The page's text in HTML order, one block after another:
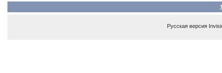
Русская версия